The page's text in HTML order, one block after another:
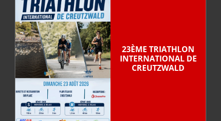
23ÈME TRIATHLON
INTERNATIONAL DE
CREUTZWALD